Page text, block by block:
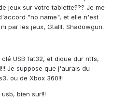
jeux sur votre tablette??? Je me
"no name", et elle n'est
par les jeux, GtaIII, Shadowgun.
USB fat32, et dique dur ntfs,
Je suppose que j'aurais du
ou de Xbox 360!!!
bien sur!!!